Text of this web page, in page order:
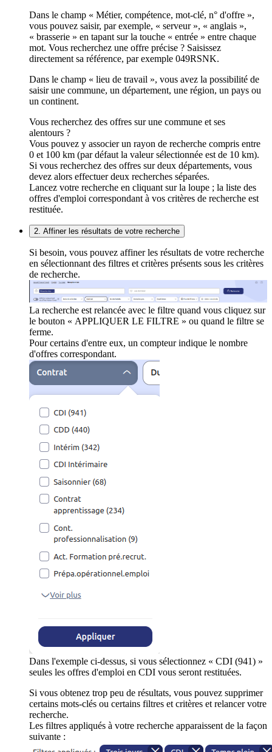
Dans le champ « Métier, compétence, mot-clé, n° d'offre »,
vous pouvez saisir, par exemple, « serveur », « anglais »,
« brasserie » en tapant sur la touche « entrée » entre chaque
mot. Vous recherchez une offre précise ? Saisissez
directement sa référence, par exemple 049RSNK.
Dans le champ « lieu de travail », vous avez la possibilité de
saisir une commune, un département, une région, un pays ou
un continent.
Vous recherchez des offres sur une commune et ses
alentours ?
Vous pouvez y associer un rayon de recherche compris entre
0 et 100 km (par défaut la valeur sélectionnée est de 10 km).
Si vous recherchez des offres sur deux départements, vous
devez alors effectuer deux recherches séparées.
Lancez votre recherche en cliquant sur la loupe ; la liste des
offres d'emploi correspondant à vos critères de recherche est
restituée.
2. Affiner les résultats de votre recherche
Si besoin, vous pouvez affiner les résultats de votre recherche
en sélectionnant des filtres et critères présents sous les critères
de recherche.
La recherche est relancée avec le filtre quand vous cliquez sur
le bouton « APPLIQUER LE FILTRE » ou quand le filtre se
ferme.
Pour certains d'entre eux, un compteur indique le nombre
d'offres correspondant.
Dans l'exemple ci-dessus, si vous sélectionnez « CDI (941) »
seules les offres d'emploi en CDI vous seront restituées.
Si vous obtenez trop peu de résultats, vous pouvez supprimer
certains mots-clés ou certains filtres et critères et relancer votre
recherche.
Les filtres appliqués à votre recherche apparaissent de la façon
suivante :